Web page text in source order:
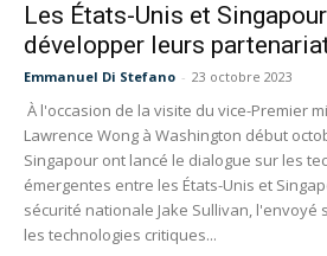
Les États-Unis et
développer leurs
Emmanuel Di Stefano - 23 octobre 2023
À l'occasion de la visite du vice-Premier
Lawrence Wong à Washington début
Singapour ont lancé le dialogue sur les
émergentes entre les États-Unis et
sécurité nationale Jake Sullivan, l'envoyé
les technologies critiques...